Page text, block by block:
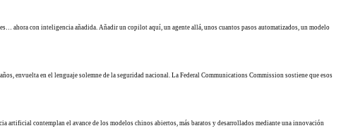
ahora con inteligencia añadida. Añadir un copilot aquí, un agente allá, unos cuantos pasos automatizados, un modelo
envuelta en el lenguaje solemne de la seguridad nacional. La Federal Communications Commission sostiene que esos
artificial contemplan el avance de los modelos chinos abiertos, más baratos y desarrollados mediante una innovación